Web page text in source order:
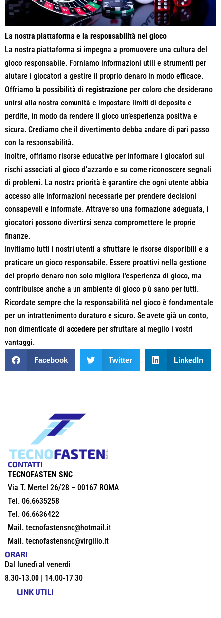
La nostra piattaforma e la responsabilità nel gioco
La nostra piattaforma si impegna a promuovere una cultura del
gioco responsabile. Forniamo informazioni utili e strumenti per
aiutare i giocatori a gestire il proprio denaro in modo efficace.
Offriamo la possibilità di registrazione per coloro che desiderano
unirsi alla nostra comunità e impostare limiti di deposito e
perdite, in modo da rendere il gioco un’esperienza positiva e
sicura. Crediamo che il divertimento debba andare di pari passo
con la responsabilità.
Inoltre, offriamo risorse educative per informare i giocatori sui
rischi associati al gioco d’azzardo e su come riconoscere segnali
di problemi. La nostra priorità è garantire che ogni utente abbia
accesso alle informazioni necessarie per prendere decisioni
consapevoli e informate. Attraverso una formazione adeguata, i
giocatori possono divertirsi senza compromettere le proprie
finanze.
Invitiamo tutti i nostri utenti a sfruttare le risorse disponibili e a
praticare un gioco responsabile. Essere proattivi nella gestione
del proprio denaro non solo migliora l’esperienza di gioco, ma
contribuisce anche a un ambiente di gioco più sano per tutti.
Ricordate sempre che la responsabilità nel gioco è fondamentale
per un intrattenimento duraturo e sicuro. Se avete già un conto,
non dimenticate di accedere per sfruttare al meglio i vostri
vantaggi.
Facebook Twitter LinkedIn
CONTATTI
TECNOFASTEN SNC
Via T. Mertel 26/28 – 00167 ROMA
Tel.06.6635258
Tel.06.6636422
Mail.tecnofastensnc@hotmail.it
Mail.tecnofastensnc@virgilio.it
ORARI
Dal lunedì al venerdì
8.30-13.00 | 14.00-17.30
LINK UTILI